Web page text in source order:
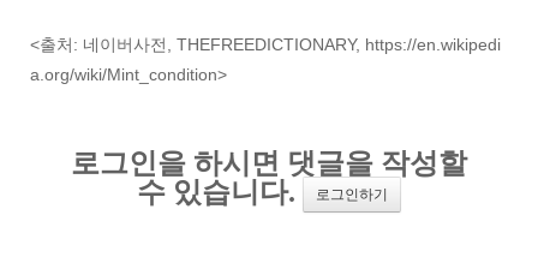
<출처: 네이버사전, THEFREEDICTIONARY, https://en.wikipedi
a.org/wiki/Mint_condition>